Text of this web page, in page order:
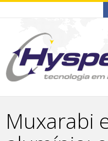
Muxarabi